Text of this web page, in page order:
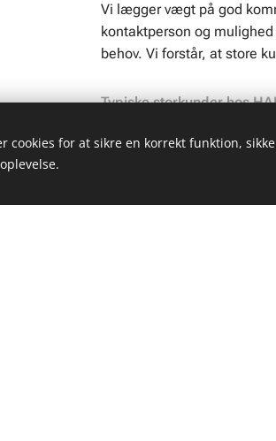
Vi lægger vægt på god
kontaktperson og
behov. Vi forstår, at store
Typiske storkunder hos
Boligselskaber og
cookies for at sikre en korrekt funktion,